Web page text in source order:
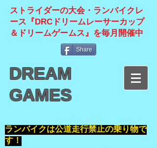
ストライダーの大会・ランバイクレ
ース『DRCドリームレーサーカップ
＆ドリームゲームス』を毎月開催中
Share
DREAM
GAMES
​ランバイクは公道走行禁止の乗り物で
す！